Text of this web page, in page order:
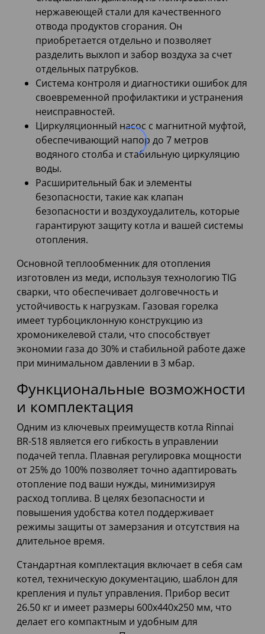
нержавеющей стали для качественного
отвода продуктов сгорания. Он
приобретается отдельно и позволяет
разделить выхлоп и забор воздуха за счет
отдельных патрубков.
Система контроля и диагностики ошибок для
своевременной профилактики и устранения
неисправностей.
Циркуляционный насос с магнитной муфтой,
обеспечивающий напор до 7 метров
водяного столба и стабильную циркуляцию
воды.
Расширительный бак и элементы
безопасности, такие как клапан
безопасности и воздухоудалитель, которые
гарантируют защиту котла и вашей системы
отопления.
Основной теплообменник для отопления
изготовлен из меди, используя технологию TIG
сварки, что обеспечивает долговечность и
устойчивость к нагрузкам. Газовая горелка
имеет турбоциклонную конструкцию из
хромоникелевой стали, что способствует
экономии газа до 30% и стабильной работе даже
при минимальном давлении в 3 мбар.
Функциональные возможности
и комплектация
Одним из ключевых преимуществ котла Rinnai
BR-S18 является его гибкость в управлении
подачей тепла. Плавная регулировка мощности
от 25% до 100% позволяет точно адаптировать
отопление под ваши нужды, минимизируя
расход топлива. В целях безопасности и
повышения удобства котел поддерживает
режимы защиты от замерзания и отсутствия на
длительное время.
Стандартная комплектация включает в себя сам
котел, техническую документацию, шаблон для
крепления и пульт управления. Прибор весит
26.50 кг и имеет размеры 600x440x250 мм, что
делает его компактным и удобным для